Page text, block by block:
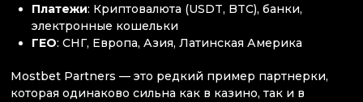
Платежи: Криптовалюта (USDT, BTC), банки,
электронные кошельки
ГЕО: СНГ, Европа, Азия, Латинская Америка
Mostbet Partners — это редкий пример партнерки,
которая одинаково сильна как в казино, так и в